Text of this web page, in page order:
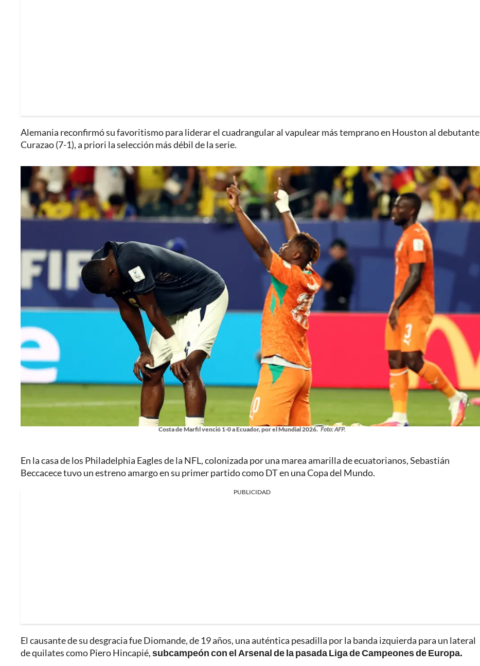
Alemania reconfirmó su favoritismo para liderar el cuadrangular al vapulear más temprano en Houston al debutante
Curazao (7-1), a priori la selección más débil de la serie.
Costa de Marfil venció 1-0 a Ecuador, por el Mundial 2026. Foto: AFP.
En la casa de los Philadelphia Eagles de la NFL, colonizada por una marea amarilla de ecuatorianos, Sebastián
Beccacece tuvo un estreno amargo en su primer partido como DT en una Copa del Mundo.
PUBLICIDAD
El causante de su desgracia fue Diomande, de 19 años, una auténtica pesadilla por la banda izquierda para un lateral
de quilates como Piero Hincapié,subcampeón con el Arsenal de la pasada Liga de Campeones de Europa.